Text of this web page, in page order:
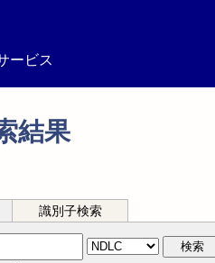
ービス
結果
識別子検索
検索